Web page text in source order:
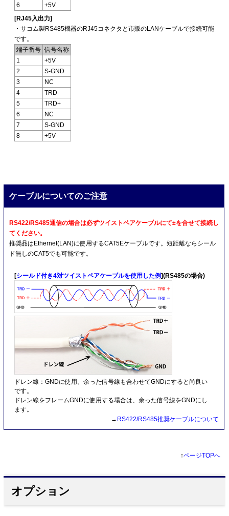
6
+5V
[RJ45入出力]
・サコム製RS485機器のRJ45コネクタと市販のLANケーブルで接続可能
です。
端子番号 信号名称
1
+5V
2
S-GND
3
NC
4
TRD-
5
TRD+
6
NC
7
S-GND
8
+5V
ケーブルについてのご注意
RS422/RS485通信の場合は必ずツイストペアケーブルにて±を合せて接続し
てください。
推奨品はEthernet(LAN)に使用するCAT5Eケーブルです。短距離ならシール
ド無しのCAT5でも可能です。
[シールド付き4対ツイストペアケーブルを使用した例](RS485の場合)
ドレン線：GNDに使用。余った信号線も合わせてGNDにすると尚良い
です。
ドレン線をフレームGNDに使用する場合は、余った信号線をGNDにし
ます。
→ RS422/RS485推奨ケーブルについて
↑ページTOPへ
オプション